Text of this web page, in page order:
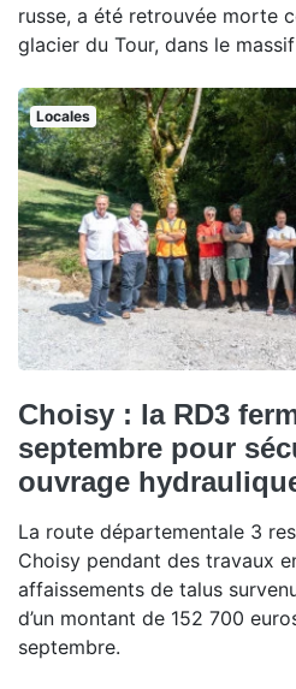
russe, a été retrouvée morte
glacier du Tour, dans le
Locales
Choisy : la RD3
septembre pour
ouvrage
La route départementale 3
Choisy pendant des travaux
affaissements de talus
d’un montant de 152 700
septembre.